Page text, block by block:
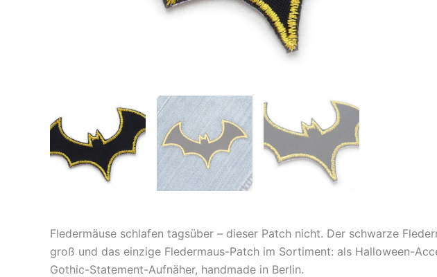
Fledermäuse schlafen tagsüber – dieser Patch nicht. Der schwarze
groß und das einzige Fledermaus-Patch im Sortiment: als Halloween-
Gothic-Statement-Aufnäher, handmade in Berlin.